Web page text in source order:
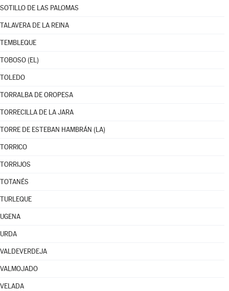
SOTILLO DE LAS PALOMAS
TALAVERA DE LA REINA
TEMBLEQUE
TOBOSO (EL)
TOLEDO
TORRALBA DE OROPESA
TORRECILLA DE LA JARA
TORRE DE ESTEBAN HAMBRÁN (LA)
TORRICO
TORRIJOS
TOTANÉS
TURLEQUE
UGENA
URDA
VALDEVERDEJA
VALMOJADO
VELADA